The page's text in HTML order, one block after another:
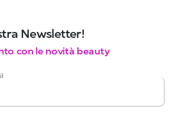
Newsletter!
con le novità beauty